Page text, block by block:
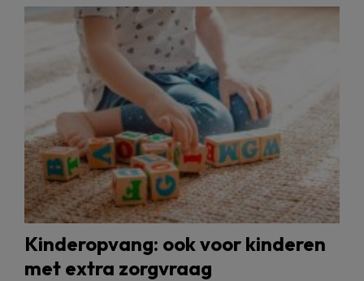
Kinderopvang: ook voor kinderen
met extra zorgvraag